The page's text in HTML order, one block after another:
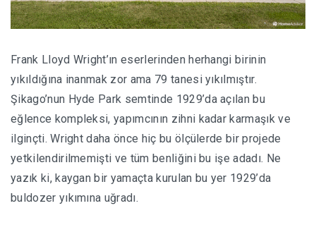
Frank Lloyd Wright’ın eserlerinden herhangi birinin
yıkıldığına inanmak zor ama 79 tanesi yıkılmıştır.
Şikago’nun Hyde Park semtinde 1929’da açılan bu
eğlence kompleksi, yapımcının zihni kadar karmaşık ve
ilginçti. Wright daha önce hiç bu ölçülerde bir projede
yetkilendirilmemişti ve tüm benliğini bu işe adadı. Ne
yazık ki, kaygan bir yamaçta kurulan bu yer 1929’da
buldozer yıkımına uğradı.